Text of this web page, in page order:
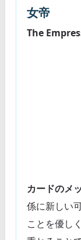
女帝
The
カードのメ
係に新しい
ことを優し